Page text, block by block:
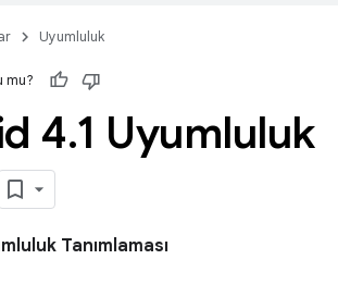
Uyumluluk
mu?
4.1 Uyumluluk
Tanımlaması